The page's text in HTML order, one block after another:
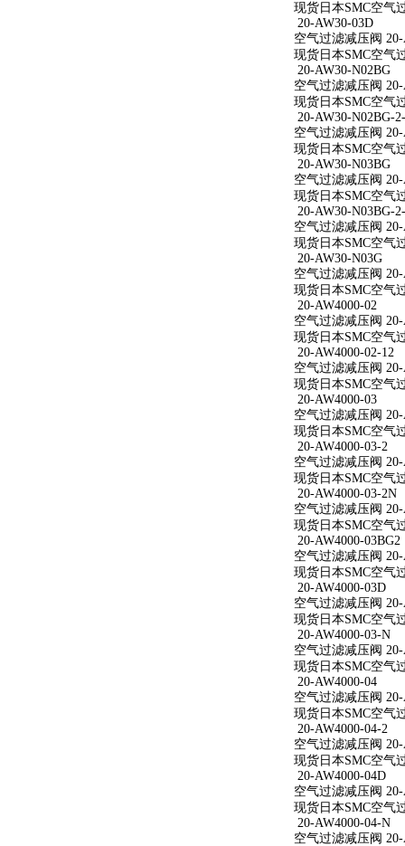
现货日本SMC空气
20-AW30-03D
空气过滤减压阀
现货日本SMC空气
20-AW30-N02BG
空气过滤减压阀
现货日本SMC空气
20-AW30-N02BG-
空气过滤减压阀
现货日本SMC空气
20-AW30-N03BG
空气过滤减压阀
现货日本SMC空气
20-AW30-N03BG-
空气过滤减压阀
现货日本SMC空气
20-AW30-N03G
空气过滤减压阀
现货日本SMC空气
20-AW4000-02
空气过滤减压阀 20-
现货日本SMC空气
20-AW4000-02-12
空气过滤减压阀 20-
现货日本SMC空气
20-AW4000-03
空气过滤减压阀 20-
现货日本SMC空气
20-AW4000-03-2
空气过滤减压阀 20-
现货日本SMC空气
20-AW4000-03-2N
空气过滤减压阀
现货日本SMC空气
20-AW4000-03BG2
空气过滤减压阀 20-
现货日本SMC空气
20-AW4000-03D
空气过滤减压阀 20-
现货日本SMC空气
20-AW4000-03-N
空气过滤减压阀
现货日本SMC空气
20-AW4000-04
空气过滤减压阀 20-
现货日本SMC空气
20-AW4000-04-2
空气过滤减压阀 20-
现货日本SMC空气
20-AW4000-04D
空气过滤减压阀 20-
现货日本SMC空气
20-AW4000-04-N
空气过滤减压阀